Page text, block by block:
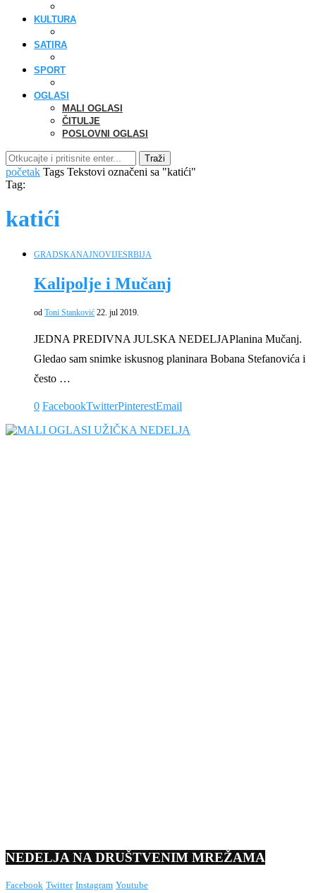
KULTURA
SATIRA
SPORT
OGLASI
MALI OGLASI
ČITULJE
POSLOVNI OGLASI
Traži
početak Tags Tekstovi označeni sa "katići"
Tag:
katići
GRADSKANAJNOVIJESRBIJA
Kalipolje i Mučanj
od Toni Stanković 22. jul 2019.
JEDNA PREDIVNA JULSKA NEDELJAPlanina Mučanj.
Gledao sam snimke iskusnog planinara Bobana Stefanovića i
često …
0 FacebookTwitterPinterestEmail
NEDELJA NA DRUŠTVENIM MREŽAMA
Facebook Twitter Instagram Youtube